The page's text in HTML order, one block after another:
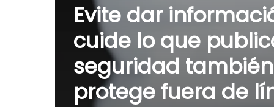
Evite dar
cuide lo que
seguridad
protege fuera de